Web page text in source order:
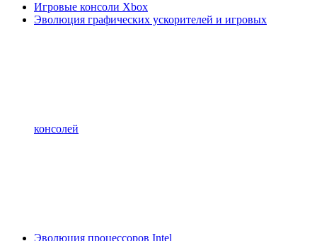
Игровые консоли Xbox
Эволюция графических ускорителей и игровых
консолей
Эволюция процессоров Intel